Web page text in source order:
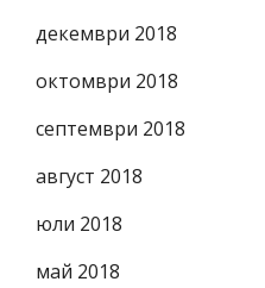
декември 2018
октомври 2018
септември 2018
август 2018
юли 2018
май 2018